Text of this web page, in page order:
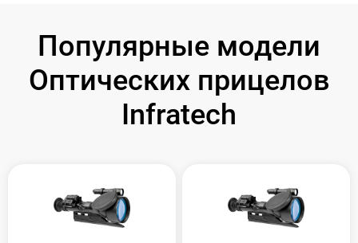
Популярные модели
Оптических прицелов
Infratech